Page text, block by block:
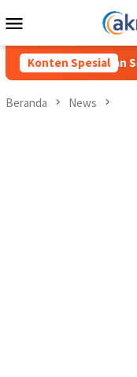
ke
Mobile
Konten Spesial
Layanan 110
Beranda News